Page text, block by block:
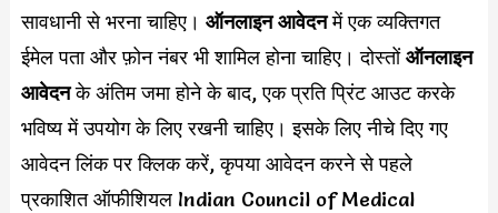
सावधानी से भरना चाहिए। ऑनलाइन आवेदनमें एक व्यक्तिगत
ईमेल पता और फ़ोन नंबर भी शामिल होना चाहिए। दोस्तोंऑनलाइन
आवेदनके अंतिम जमा होने के बाद, एक प्रति प्रिंट आउट करके
भविष्य में उपयोग के लिए रखनी चाहिए। इसके लिए नीचे दिए गए
आवेदन लिंक पर क्लिक करें, कृपया आवेदन करने से पहले
प्रकाशित ऑफीशियल Indian Council of Medical